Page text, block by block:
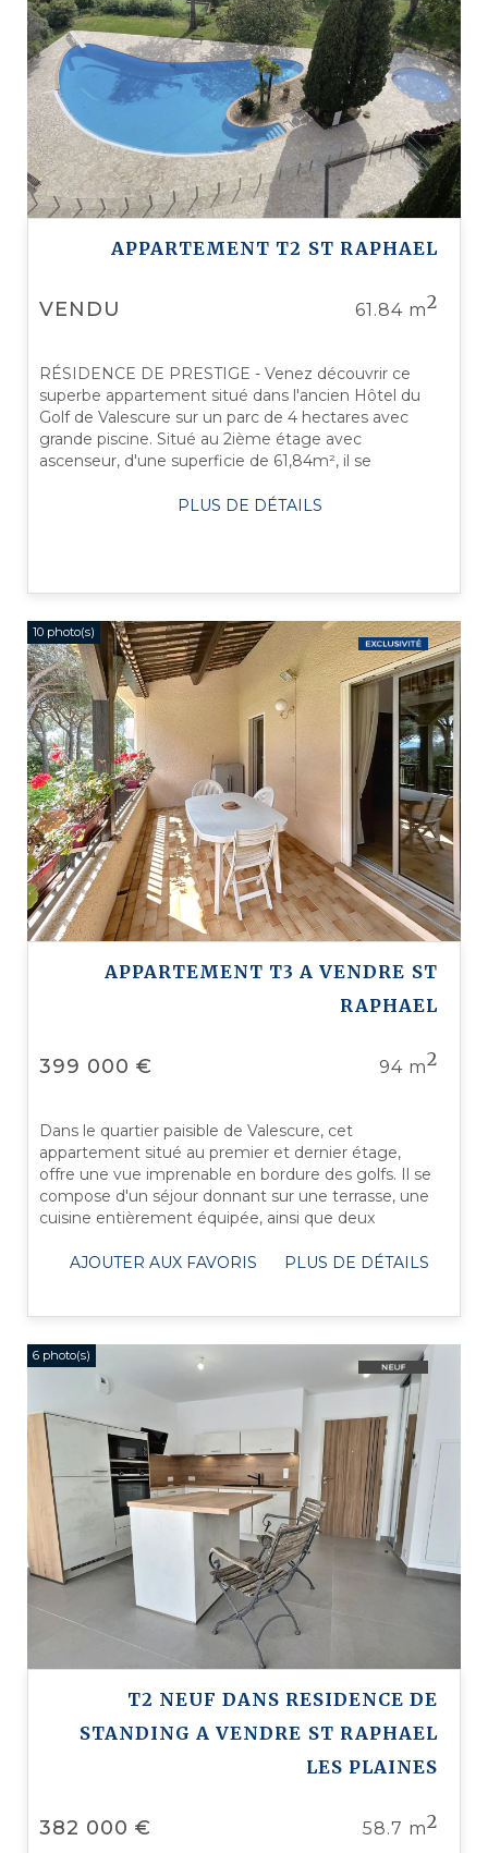
APPARTEMENT T2 ST RAPHAEL
61.84 m2
VENDU
RÉSIDENCE DE PRESTIGE - Venez découvrir ce
superbe appartement situé dans l'ancien Hôtel du
Golf de Valescure sur un parc de 4 hectares avec
grande piscine. Situé au 2ième étage avec
ascenseur, d'une superficie de 61,84m², il se
PLUS DE DÉTAILS
10 photo(s)
APPARTEMENT T3 A VENDRE ST
RAPHAEL
94 m2
399 000 €
Dans le quartier paisible de Valescure, cet
appartement situé au premier et dernier étage,
offre une vue imprenable en bordure des golfs. Il se
compose d'un séjour donnant sur une terrasse, une
cuisine entièrement équipée, ainsi que deux
AJOUTER AUX FAVORIS
PLUS DE DÉTAILS
6 photo(s)
T2 NEUF DANS RESIDENCE DE
STANDING A VENDRE ST RAPHAEL
LES PLAINES
58.7 m2
382 000 €